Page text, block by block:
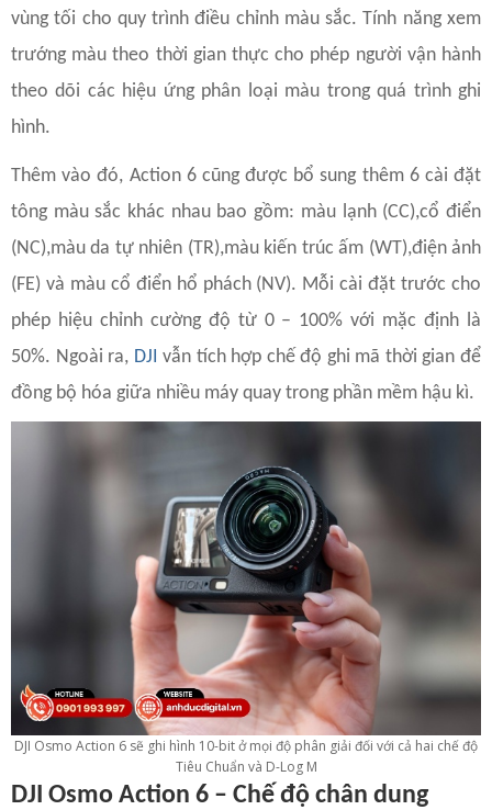
vùng tối cho quy trình điều chỉnh màu sắc. Tính năng xem
trướng màu theo thời gian thực cho phép người vận hành
theo dõi các hiệu ứng phân loại màu trong quá trình ghi
hình.
Thêm vào đó, Action 6 cũng được bổ sung thêm 6 cài đặt
tông màu sắc khác nhau bao gồm: màu lạnh (CC),cổ điển
(NC),màu da tự nhiên (TR),màu kiến trúc ấm (WT),điện ảnh
(FE) và màu cổ điển hổ phách (NV). Mỗi cài đặt trước cho
phép hiệu chỉnh cường độ từ 0 – 100% với mặc định là
50%. Ngoài ra, DJI vẫn tích hợp chế độ ghi mã thời gian để
đồng bộ hóa giữa nhiều máy quay trong phần mềm hậu kì.
DJI Osmo Action 6 sẽ ghi hình 10-bit ở mọi độ phân giải đối với cả hai chế độ
Tiêu Chuẩn và D-Log M
DJI Osmo Action 6 – Chế độ chân dung